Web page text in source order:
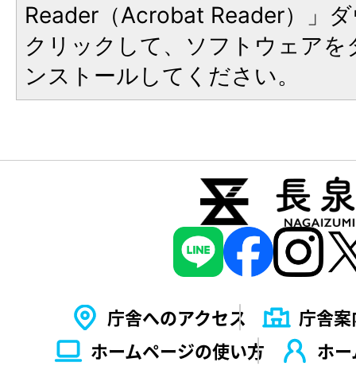
Reader（Acrobat Reader）」
クリックして、ソフトウェア
ンストールしてください。
庁舎へのアクセス
庁舎案
ホームページの使い⽅
ホ